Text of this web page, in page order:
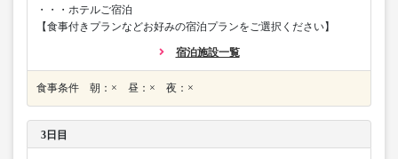
・・・ホテルご宿泊
【食事付きプランなどお好みの宿泊プランをご選択ください】
宿泊施設一覧
食事条件 朝：× 昼：× 夜：×
3日目